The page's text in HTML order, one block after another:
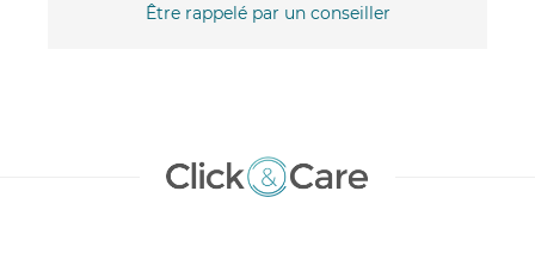
Être rappelé par un conseiller